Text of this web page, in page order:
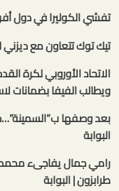
تفشي الكوليرا في دول أفريقيا: وفاة 13 فردًا
تيك توك تتعاون مع
الاتحاد الأوروبي لكرة
ويطالب الفيفا بضمانات
بعد وصفها
البوابة
رامي جمال يفاجىء
طرابزون | البوابة